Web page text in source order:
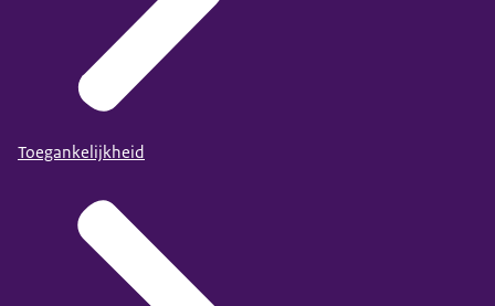
Toegankelijkheid